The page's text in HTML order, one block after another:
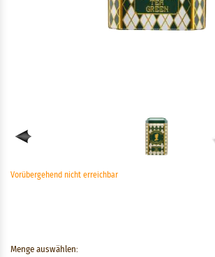
Vorübergehend nicht erreichbar
Menge auswählen: